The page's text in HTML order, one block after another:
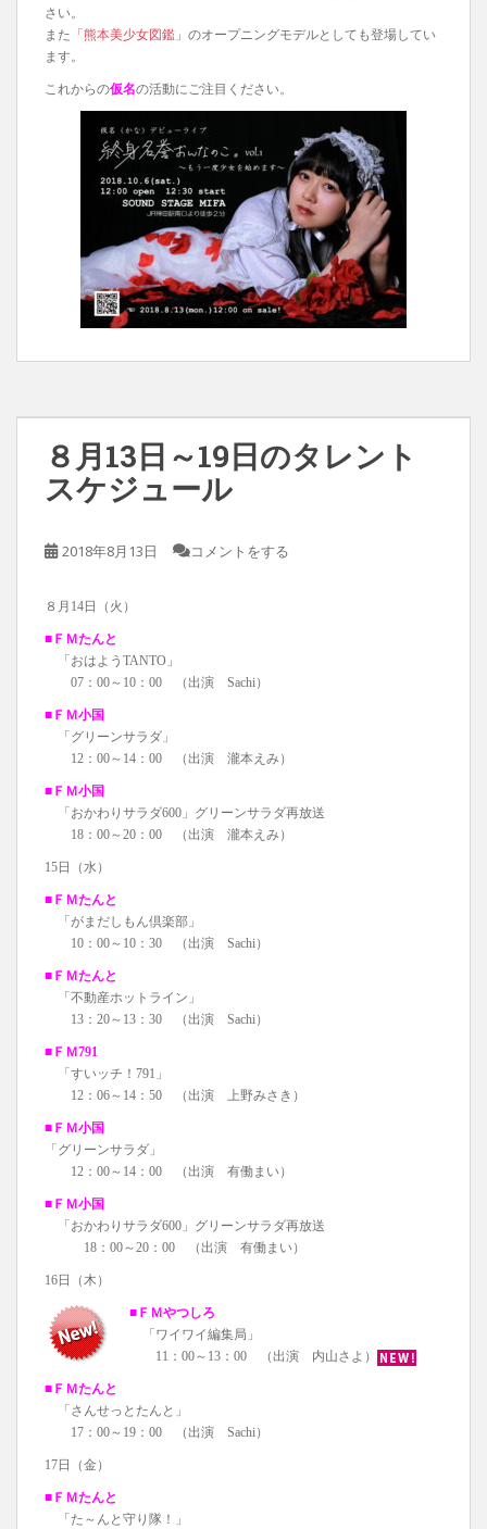
さい。
また 「熊本美少女図鑑」 のオープニングモデルとしても登場してい
ます。
これからの仮名の活動にご注目ください。
８月13日～19日のタレント
スケジュール
2018年8月13日 コメントをする
８月14日（火）
■ＦＭたんと
「おはようTANTO」
07：00～10：00 （出演 Sachi）
■ＦＭ小国
「グリーンサラダ」
12：00～14：00 （出演 瀧本えみ）
■ＦＭ小国
「おかわりサラダ600」グリーンサラダ再放送
18：00～20：00 （出演 瀧本えみ）
15日（水）
■ＦＭたんと
「がまだしもん倶楽部」
10：00～10：30 （出演 Sachi）
■ＦＭたんと
「不動産ホットライン」
13：20～13：30 （出演 Sachi）
■ＦＭ791
「すいッチ！791」
12：06～14：50 （出演 上野みさき）
■ＦＭ小国
「グリーンサラダ」
12：00～14：00 （出演 有働まい）
■ＦＭ小国
「おかわりサラダ600」グリーンサラダ再放送
18：00～20：00 （出演 有働まい）
16日（木）
■ＦＭやつしろ
「ワイワイ編集局」
11：00～13：00 （出演 内山さよ）
■ＦＭたんと
「さんせっとたんと」
17：00～19：00 （出演 Sachi）
17日（金）
■ＦＭたんと
「た～んと守り隊！」